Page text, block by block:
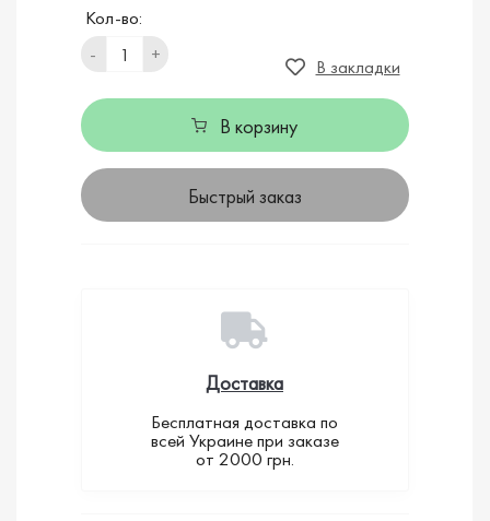
Кол-во:
-
+
В закладки
В корзину
Быстрый заказ
Доставка
Бесплатная доставка по
всей Украине при заказе
от 2000 грн.